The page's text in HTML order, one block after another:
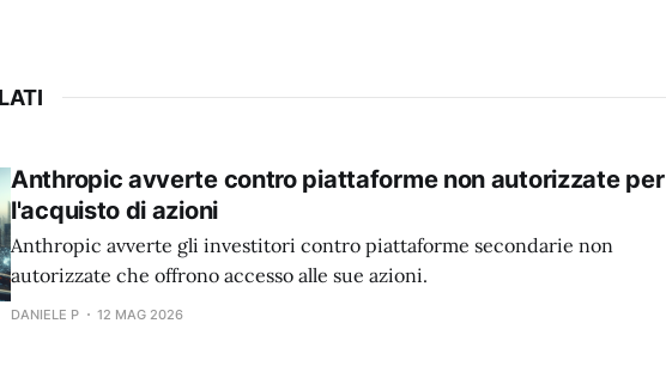
Anthropic avverte contro piattaforme non autorizzate per
l'acquisto di azioni
Anthropic avverte gli investitori contro piattaforme secondarie non
autorizzate che offrono accesso alle sue azioni.
DANIELE P 12 MAG 2026